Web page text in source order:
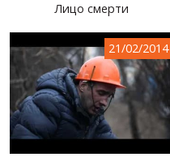
Лицо смерти
21/02/2014